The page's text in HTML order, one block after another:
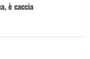
è caccia